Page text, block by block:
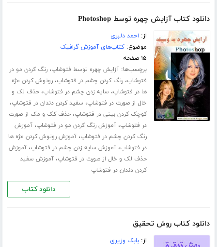
دانلود کتاب آزایش چهره توسط Photoshop
از: احمد دلبری
موضوع:کتاب‌های آموزش گرافیک
۱۵ صفحه
برچسب‌ها:آزایش چهره توسط فتوشاپ،رنگ کردن مو در
فتوشاپ،رنگ کردن چشم در فتوشاپ،روتوش کردن مژه
ها در فتوشاپ، سایه زدن چشم در فتوشاپ،حذف لک و
خال از صورت در فتوشاپ، سفید کردن دندان در فتوشاپ،
کوچک کردن بینی در فتوشاپ،حذف کک و مک از صورت
در فتوشاپ،آموزش رنگ کردن مو در فتوشاپ،آموزش
رنگ کردن چشم در فتوشاپ،آموزش روتوش کردن مژه ها
در فتوشاپ،آموزش سایه زدن چشم در فتوشاپ،آموزش
حذف لک و خال از صورت در فتوشاپ،آموزش سفید
کردن دندان در فتوشاپ
دانلود کتاب
دانلود کتاب روش تحقیق
از:بابک وزیری